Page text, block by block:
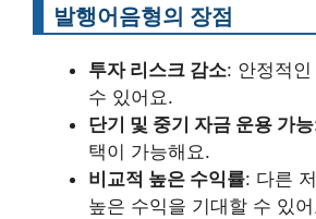
발행어음형의 장점
투자 리스크 감소: 안정적
수 있어요.
단기 및 중기 자금 운용 가능
택이 가능해요.
비교적 높은 수익률: 다른
높은 수익을 기대할 수 있